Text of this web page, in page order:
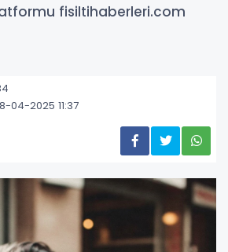
fisiltihaberleri.com
04-2025 11:37